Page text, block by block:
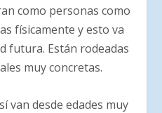
como personas como
físicamente y esto va
futura. Están rodeadas
muy concretas.
van desde edades muy